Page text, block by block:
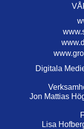
Digitala
Jon Mattias
Lisa